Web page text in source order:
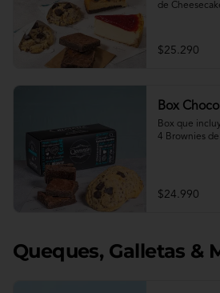
de
$25.290
Box
Box que
4 Brownies
$24.990
Queques, Galletas &